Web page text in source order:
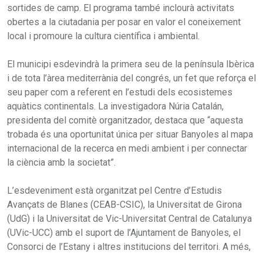
sortides de camp. El programa també inclourà activitats
obertes a la ciutadania per posar en valor el coneixement
local i promoure la cultura científica i ambiental.
El municipi esdevindrà la primera seu de la península Ibèrica
i de tota l’àrea mediterrània del congrés, un fet que reforça el
seu paper com a referent en l’estudi dels ecosistemes
aquàtics continentals. La investigadora Núria Catalán,
presidenta del comitè organitzador, destaca que “aquesta
trobada és una oportunitat única per situar Banyoles al mapa
internacional de la recerca en medi ambient i per connectar
la ciència amb la societat”.
L’esdeveniment està organitzat pel Centre d’Estudis
Avançats de Blanes (CEAB-CSIC), la Universitat de Girona
(UdG) i la Universitat de Vic-Universitat Central de Catalunya
(UVic-UCC) amb el suport de l’Ajuntament de Banyoles, el
Consorci de l’Estany i altres institucions del territori. A més,